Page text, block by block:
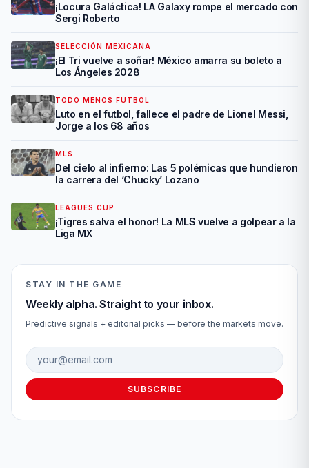
¡Locura Galáctica! LA Galaxy rompe el mercado con
Sergi Roberto
SELECCIÓN MEXICANA
¡El Tri vuelve a soñar! México amarra su boleto a
Los Ángeles 2028
TODO MENOS FUTBOL
Luto en el futbol, fallece el padre de Lionel Messi,
Jorge a los 68 años
MLS
Del cielo al infierno: Las 5 polémicas que hundieron
la carrera del ‘Chucky’ Lozano
LEAGUES CUP
¡Tigres salva el honor! La MLS vuelve a golpear a la
Liga MX
STAY IN THE GAME
Weekly alpha. Straight to your inbox.
Predictive signals + editorial picks — before the markets move.
Email address
SUBSCRIBE